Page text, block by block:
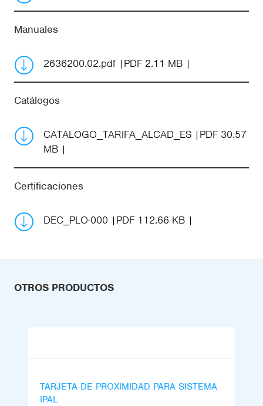
Manuales
2636200.02.pdf PDF 2.11 MB
Catálogos
CATALOGO_TARIFA_ALCAD_ES
PDF 30.57
MB
Certificaciones
DEC_PLO-000 PDF 112.66 KB
OTROS PRODUCTOS
TARJETA DE PROXIMIDAD PARA SISTEMA
IPAL